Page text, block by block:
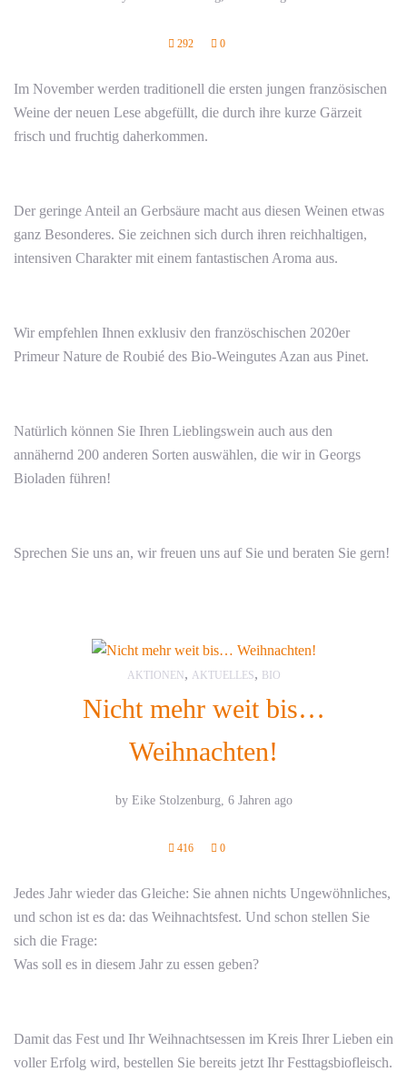
292 0
Im November werden traditionell die ersten jungen französischen
Weine der neuen Lese abgefüllt, die durch ihre kurze Gärzeit
frisch und fruchtig daherkommen.
Der geringe Anteil an Gerbsäure macht aus diesen Weinen etwas
ganz Besonderes. Sie zeichnen sich durch ihren reichhaltigen,
intensiven Charakter mit einem fantastischen Aroma aus.
Wir empfehlen Ihnen exklusiv den französchischen 2020er
Primeur Nature de Roubié des Bio-Weingutes Azan aus Pinet.
Natürlich können Sie Ihren Lieblingswein auch aus den
annähernd 200 anderen Sorten auswählen, die wir in Georgs
Bioladen führen!
Sprechen Sie uns an, wir freuen uns auf Sie und beraten Sie gern!
AKTIONEN , AKTUELLES, BIO
Nicht mehr weit bis…
Weihnachten!
by Eike Stolzenburg, 6 Jahren ago
416 0
Jedes Jahr wieder das Gleiche: Sie ahnen nichts Ungewöhnliches,
und schon ist es da: das Weihnachtsfest. Und schon stellen Sie
sich die Frage:
Was soll es in diesem Jahr zu essen geben?
Damit das Fest und Ihr Weihnachtsessen im Kreis Ihrer Lieben ein
voller Erfolg wird, bestellen Sie bereits jetzt Ihr Festtagsbiofleisch.